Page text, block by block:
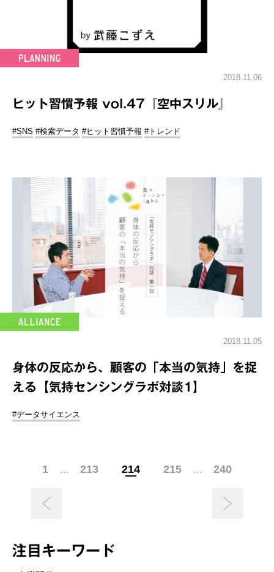
2018.11.06
ヒット習慣予報 vol.47『空中スリル』
#SNS #検索データ #ヒット習慣予報 #トレンド
2018.11.05
身体の反応から、顧客の「本当の気持」を捉
える【気持センシングラボ対談1】
#データサイエンス
1 … 213 214 215 … 240
注目キーワード